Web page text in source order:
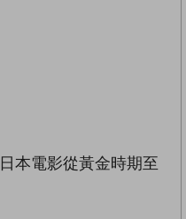
本電影從黃金時期至